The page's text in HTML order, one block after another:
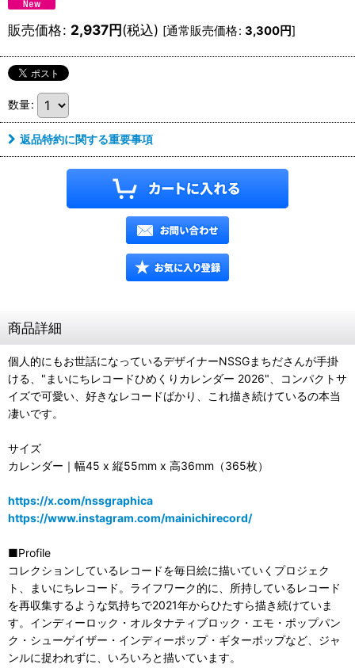
販売価格: 2,937円(税込) [通常販売価格: 3,300円]
数量:
返品特約に関する重要事項
商品詳細
個人的にもお世話になっているデザイナーNSSGまちださんが手掛
ける、"まいにちレコードひめくりカレンダー 2026"、コンパクトサ
イズで可愛い、好きなレコードばかり、これ描き続けているの本当
凄いです。
サイズ
カレンダー｜幅45 x 縦55mm x 高36mm（365枚）
https://x.com/nssgraphica
https://www.instagram.com/mainichirecord/
■Profile
コレクションしているレコードを毎日絵に描いていくプロジェク
ト、まいにちレコード。ライフワーク的に、所持しているレコード
を再収集するような気持ちで2021年からひたすら描き続けていま
す。インディーロック・オルタナティブロック・エモ・ポップパン
ク・シューゲイザー・インディーポップ・ギターポップなど、ジャ
ンルに捉われずに、いろいろと描いています。